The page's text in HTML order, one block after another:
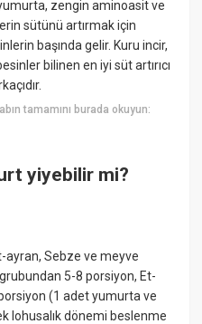
zengin aminoasit ve
sütünü artırmak için
başında gelir. Kuru incir,
bilinen en iyi süt artırıcı
tamamını burada okuyun:
yiyebilir mi?
ayran, Sebze ve meyve
5-8 porsiyon, Et-
(1 adet yumurta ve
lohusalık dönemi beslenme